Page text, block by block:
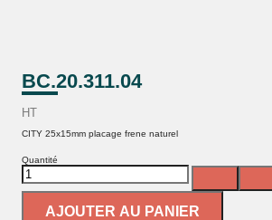
BC.20.311.04
HT
CITY 25x15mm placage frene naturel
Quantité
AJOUTER AU PANIER